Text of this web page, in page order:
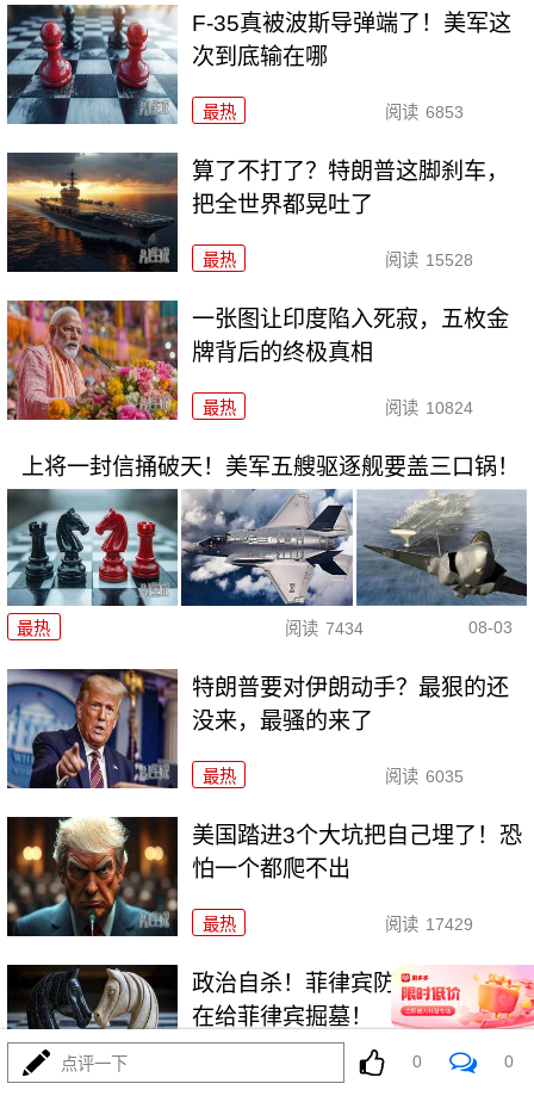
F-35真被波斯导弹端了！美军这
次到底输在哪
最热 阅读 6853
算了不打了？特朗普这脚刹车，
把全世界都晃吐了
最热 阅读 15528
一张图让印度陷入死寂，五枚金
牌背后的终极真相
最热 阅读 10824
上将一封信捅破天！美军五艘驱逐舰要盖三口锅！
最热 阅读 7434 08-03
特朗普要对伊朗动手？最狠的还
没来，最骚的来了
最热 阅读 6035
美国踏进3个大坑把自己埋了！恐
怕一个都爬不出
最热 阅读 17429
政治自杀！菲律宾防长，你这是
在给菲律宾掘墓！
阅读 7046
点评一下 0 0